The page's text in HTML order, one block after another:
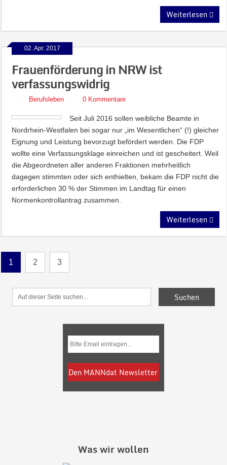
Weiterlesen
02. Apr. 2017
Frauenförderung in NRW ist
verfassungswidrig
Berufsleben 0 Kommentare
Seit Juli 2016 sollen weibliche Beamte in
Nordrhein-Westfalen bei sogar nur „im Wesentlichen“ (!) gleicher
Eignung und Leistung bevorzugt befördert werden. Die FDP
wollte eine Verfassungsklage einreichen und ist gescheitert. Weil
die Abgeordneten aller anderen Fraktionen mehrheitlich
dagegen stimmten oder sich enthielten, bekam die FDP nicht die
erforderlichen 30 % der Stimmen im Landtag für einen
Normenkontrollantrag zusammen.
Weiterlesen
1 2 3
Was wir wollen